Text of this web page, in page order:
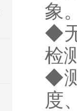
象
◆
检
◆
度